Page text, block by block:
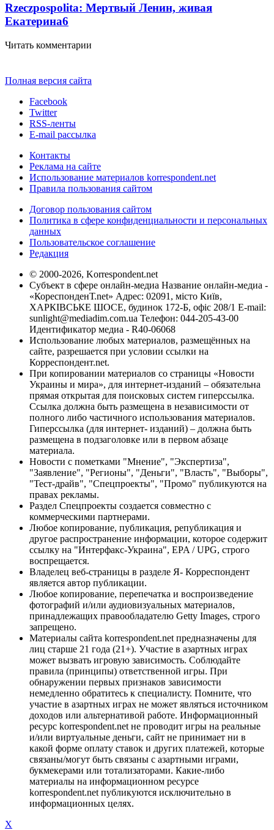
Rzeczpospolita: Мертвый Ленин, живая
Екатерина6
Читать комментарии
Полная версия сайта
Facebook
Twitter
RSS-ленты
E-mail рассылка
Контакты
Реклама на сайте
Использование материалов korrespondent.net
Правила пользования сайтом
Договор пользования сайтом
Политика в сфере конфиденциальности и персональных
данных
Пользовательское соглашение
Редакция
© 2000-2026, Korrespondent.net
Субъект в сфере онлайн-медиа Название онлайн-медиа -
«КореспонденТ.net» Адрес: 02091, місто Київ,
ХАРКІВСЬКЕ ШОСЕ, будинок 172-Б, офіс 208/1 E-mail:
sunlight@mediadim.com.ua Телефон: 044-205-43-00
Идентификатор медиа - R40-06068
Использование любых материалов, размещённых на
сайте, разрешается при условии ссылки на
Корреспондент.net.
При копировании материалов со страницы «Новости
Украины и мира», для интернет-изданий – обязательна
прямая открытая для поисковых систем гиперссылка.
Ссылка должна быть размещена в независимости от
полного либо частичного использования материалов.
Гиперссылка (для интернет- изданий) – должна быть
размещена в подзаголовке или в первом абзаце
материала.
Новости с пометками "Мнение", "Экспертиза",
"Заявление", "Регионы", "Деньги", "Власть", "Выборы",
"Тест-драйв", "Спецпроекты", "Промо" публикуются на
правах рекламы.
Раздел Спецпроекты создается совместно с
коммерческими партнерами.
Любое копирование, публикация, републикация и
другое распространение информации, которое содержит
ссылку на "Интерфакс-Украина", EPA / UPG, строго
воспрещается.
Владелец веб-страницы в разделе Я- Корреспондент
является автор публикации.
Любое копирование, перепечатка и воспроизведение
фотографий и/или аудиовизуальных материалов,
принадлежащих правообладателю Getty Images, строго
запрещено.
Материалы сайта korrespondent.net предназначены для
лиц старше 21 года (21+). Участие в азартных играх
может вызвать игровую зависимость. Соблюдайте
правила (принципы) ответственной игры. При
обнаружении первых признаков зависимости
немедленно обратитесь к специалисту. Помните, что
участие в азартных играх не может являться источником
доходов или альтернативой работе. Информационный
ресурс korrespondent.net не проводит игры на реальные
и/или виртуальные деньги, сайт не принимает ни в
какой форме оплату ставок и других платежей, которые
связаны/могут быть связаны с азартными играми,
букмекерами или тотализаторами. Какие-либо
материалы на информационном ресурсе
korrespondent.net публикуются исключительно в
информационных целях.
X